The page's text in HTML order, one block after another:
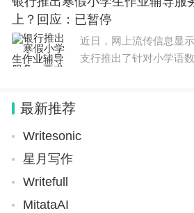
工学交替、学做一体的教学模式
和生产服务需要的高素质技术技
5、石家庄人民医学高等专科学校
该校是河北省教育厅授予的首批“
展研究中心批准建立的“国际护理
的各项工作取得了可喜成绩，每
95%。
院、数
上？回应：已暂停
近日，网上流传信息显
支行推出了针对小学语
最新推荐
Writesonic
星月写作
Writefull
MitataAI